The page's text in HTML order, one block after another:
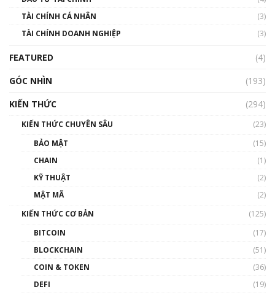
Nhìn lại năm 2022: Những sự kiện ảnh hưởng
đến hệ sinh thái tiền mã hoá | Phổ cập
00:43:47
như thể nào?
00:39:31
TÀI CHÍNH CÁ NHÂN
(3)
TÀI CHÍNH DOANH NGHIỆP
(3)
FEATURED
(4)
GÓC NHÌN
(193)
KIẾN THỨC
(294)
KIẾN THỨC CHUYÊN SÂU
(23)
BẢO MẬT
(15)
CHAIN
(1)
KỸ THUẬT
(2)
MẬT MÃ
(2)
KIẾN THỨC CƠ BẢN
(125)
BITCOIN
(17)
BLOCKCHAIN
(51)
COIN & TOKEN
(36)
DEFI
(19)